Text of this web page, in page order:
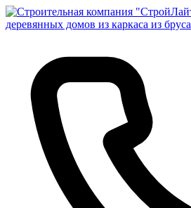
деревянных домов из каркаса из бруса